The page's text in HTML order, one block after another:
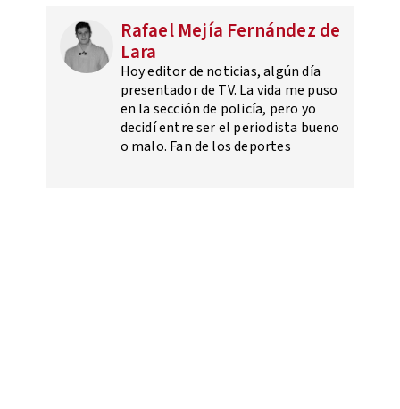
Rafael Mejía Fernández de
Lara
Hoy editor de noticias, algún día
presentador de TV. La vida me puso
en la sección de policía, pero yo
decidí entre ser el periodista bueno
o malo. Fan de los deportes